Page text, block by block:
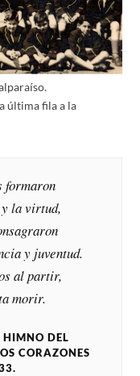
última fila a la
formaron
la virtud,
y juventud.
al partir,
morir.
HIMNO DEL
CORAZONES